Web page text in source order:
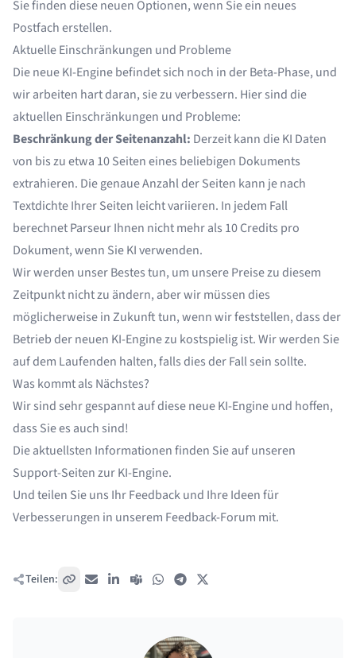
Sie finden diese neuen Optionen, wenn Sie ein neues
Postfach erstellen.
Aktuelle Einschränkungen und Probleme
Die neue KI-Engine befindet sich noch in der Beta-Phase, und
wir arbeiten hart daran, sie zu verbessern. Hier sind die
aktuellen Einschränkungen und Probleme:
Beschränkung der Seitenanzahl: Derzeit kann die KI Daten
von bis zu etwa 10 Seiten eines beliebigen Dokuments
extrahieren. Die genaue Anzahl der Seiten kann je nach
Textdichte Ihrer Seiten leicht variieren. In jedem Fall
berechnet Parseur Ihnen nicht mehr als 10 Credits pro
Dokument, wenn Sie KI verwenden.
Wir werden unser Bestes tun, um unsere Preise zu diesem
Zeitpunkt nicht zu ändern, aber wir müssen dies
möglicherweise in Zukunft tun, wenn wir feststellen, dass der
Betrieb der neuen KI-Engine zu kostspielig ist. Wir werden Sie
auf dem Laufenden halten, falls dies der Fall sein sollte.
Was kommt als Nächstes?
Wir sind sehr gespannt auf diese neue KI-Engine und hoffen,
dass Sie es auch sind!
Die aktuellsten Informationen finden Sie auf unseren
Support-Seiten zur KI-Engine.
Und teilen Sie uns Ihr Feedback und Ihre Ideen für
Verbesserungen in unserem Feedback-Forum mit.
Teilen: Link kopieren
E-Mail LinkedIn
Teams WhatsAppTelegram